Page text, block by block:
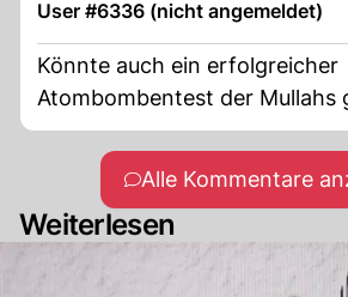
User #6336 (nicht angemeldet)
Könnte auch ein erfolgreicher
Atombombentest der Mullahs
Alle Kommentare
Weiterlesen